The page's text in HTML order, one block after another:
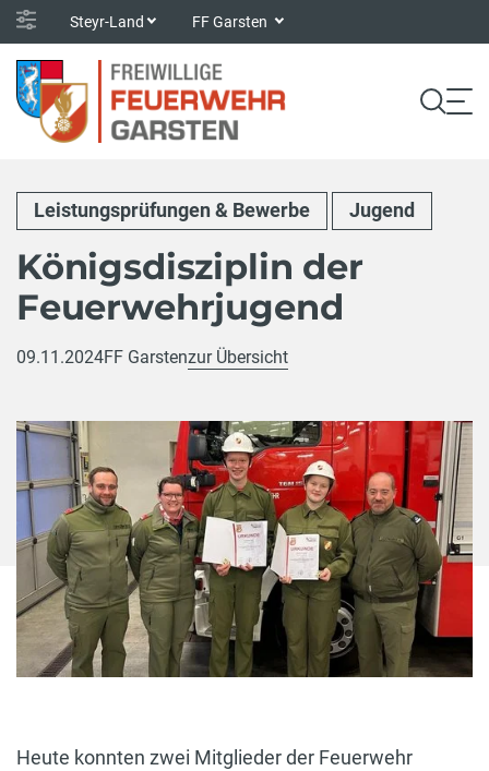
Steyr-Land FF Garsten
Leistungsprüfungen & Bewerbe Jugend
Königsdisziplin der
Feuerwehrjugend
09.11.2024FF Garstenzur Übersicht
Heute konnten zwei Mitglieder der Feuerwehr